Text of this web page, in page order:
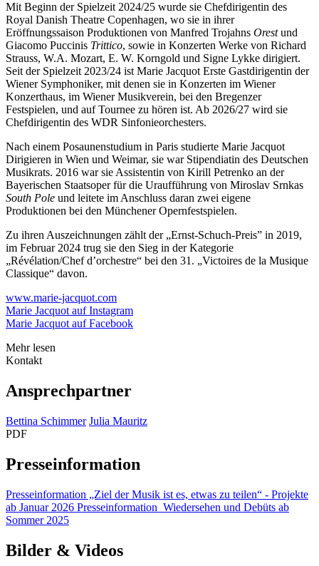
Mit Beginn der Spielzeit 2024/25 wurde sie Chefdirigentin des
Royal Danish Theatre Copenhagen, wo sie in ihrer
Eröffnungssaison Produktionen von Manfred Trojahns Orestund
Giacomo Puccinis Trittico, sowie in Konzerten Werke von Richard
Strauss, W.A. Mozart, E. W. Korngold und Signe Lykke dirigiert.
Seit der Spielzeit 2023/24 ist Marie Jacquot Erste Gastdirigentin der
Wiener Symphoniker, mit denen sie in Konzerten im Wiener
Konzerthaus, im Wiener Musikverein, bei den Bregenzer
Festspielen, und auf Tournee zu hören ist. Ab 2026/27 wird sie
Chefdirigentin des WDR Sinfonieorchesters.
Nach einem Posaunenstudium in Paris studierte Marie Jacquot
Dirigieren in Wien und Weimar, sie war Stipendiatin des Deutschen
Musikrats. 2016 war sie Assistentin von Kirill Petrenko an der
Bayerischen Staatsoper für die Uraufführung von Miroslav Srnkas
South Pole und leitete im Anschluss daran zwei eigene
Produktionen bei den Münchener Opernfestspielen.
Zu ihren Auszeichnungen zählt der „Ernst-Schuch-Preis” in 2019,
im Februar 2024 trug sie den Sieg in der Kategorie
„Révélation/Chef d’orchestre“ bei den 31. „Victoires de la Musique
Classique“ davon.
www.marie-jacquot.com
Marie Jacquot auf Instagram
Marie Jacquot auf Facebook
Mehr lesen
Kontakt
Ansprechpartner
Bettina Schimmer Julia Mauritz
PDF
Presseinformation
Presseinformation „Ziel der Musik ist es, etwas zu teilen“ - Projekte
ab Januar 2026 Presseinformation_Wiedersehen und Debüts ab
Sommer 2025
Bilder & Videos